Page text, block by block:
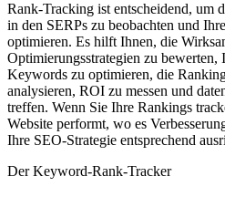
Rank-Tracking ist entscheidend, um
in den SERPs zu beobachten und
optimieren. Es hilft Ihnen, die
Optimierungsstrategien zu bewerten,
Keywords zu optimieren, die
analysieren, ROI zu messen und
treffen. Wenn Sie Ihre Rankings
Website performt, wo es
Ihre SEO-Strategie entsprechend
Der Keyword-Rank-Tracker